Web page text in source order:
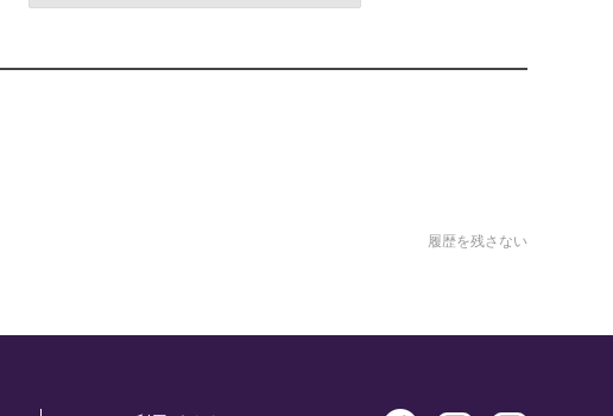
履歴を残さない